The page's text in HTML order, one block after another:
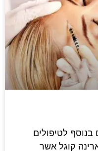
בנוסף לטיפולים
קוגל אשר